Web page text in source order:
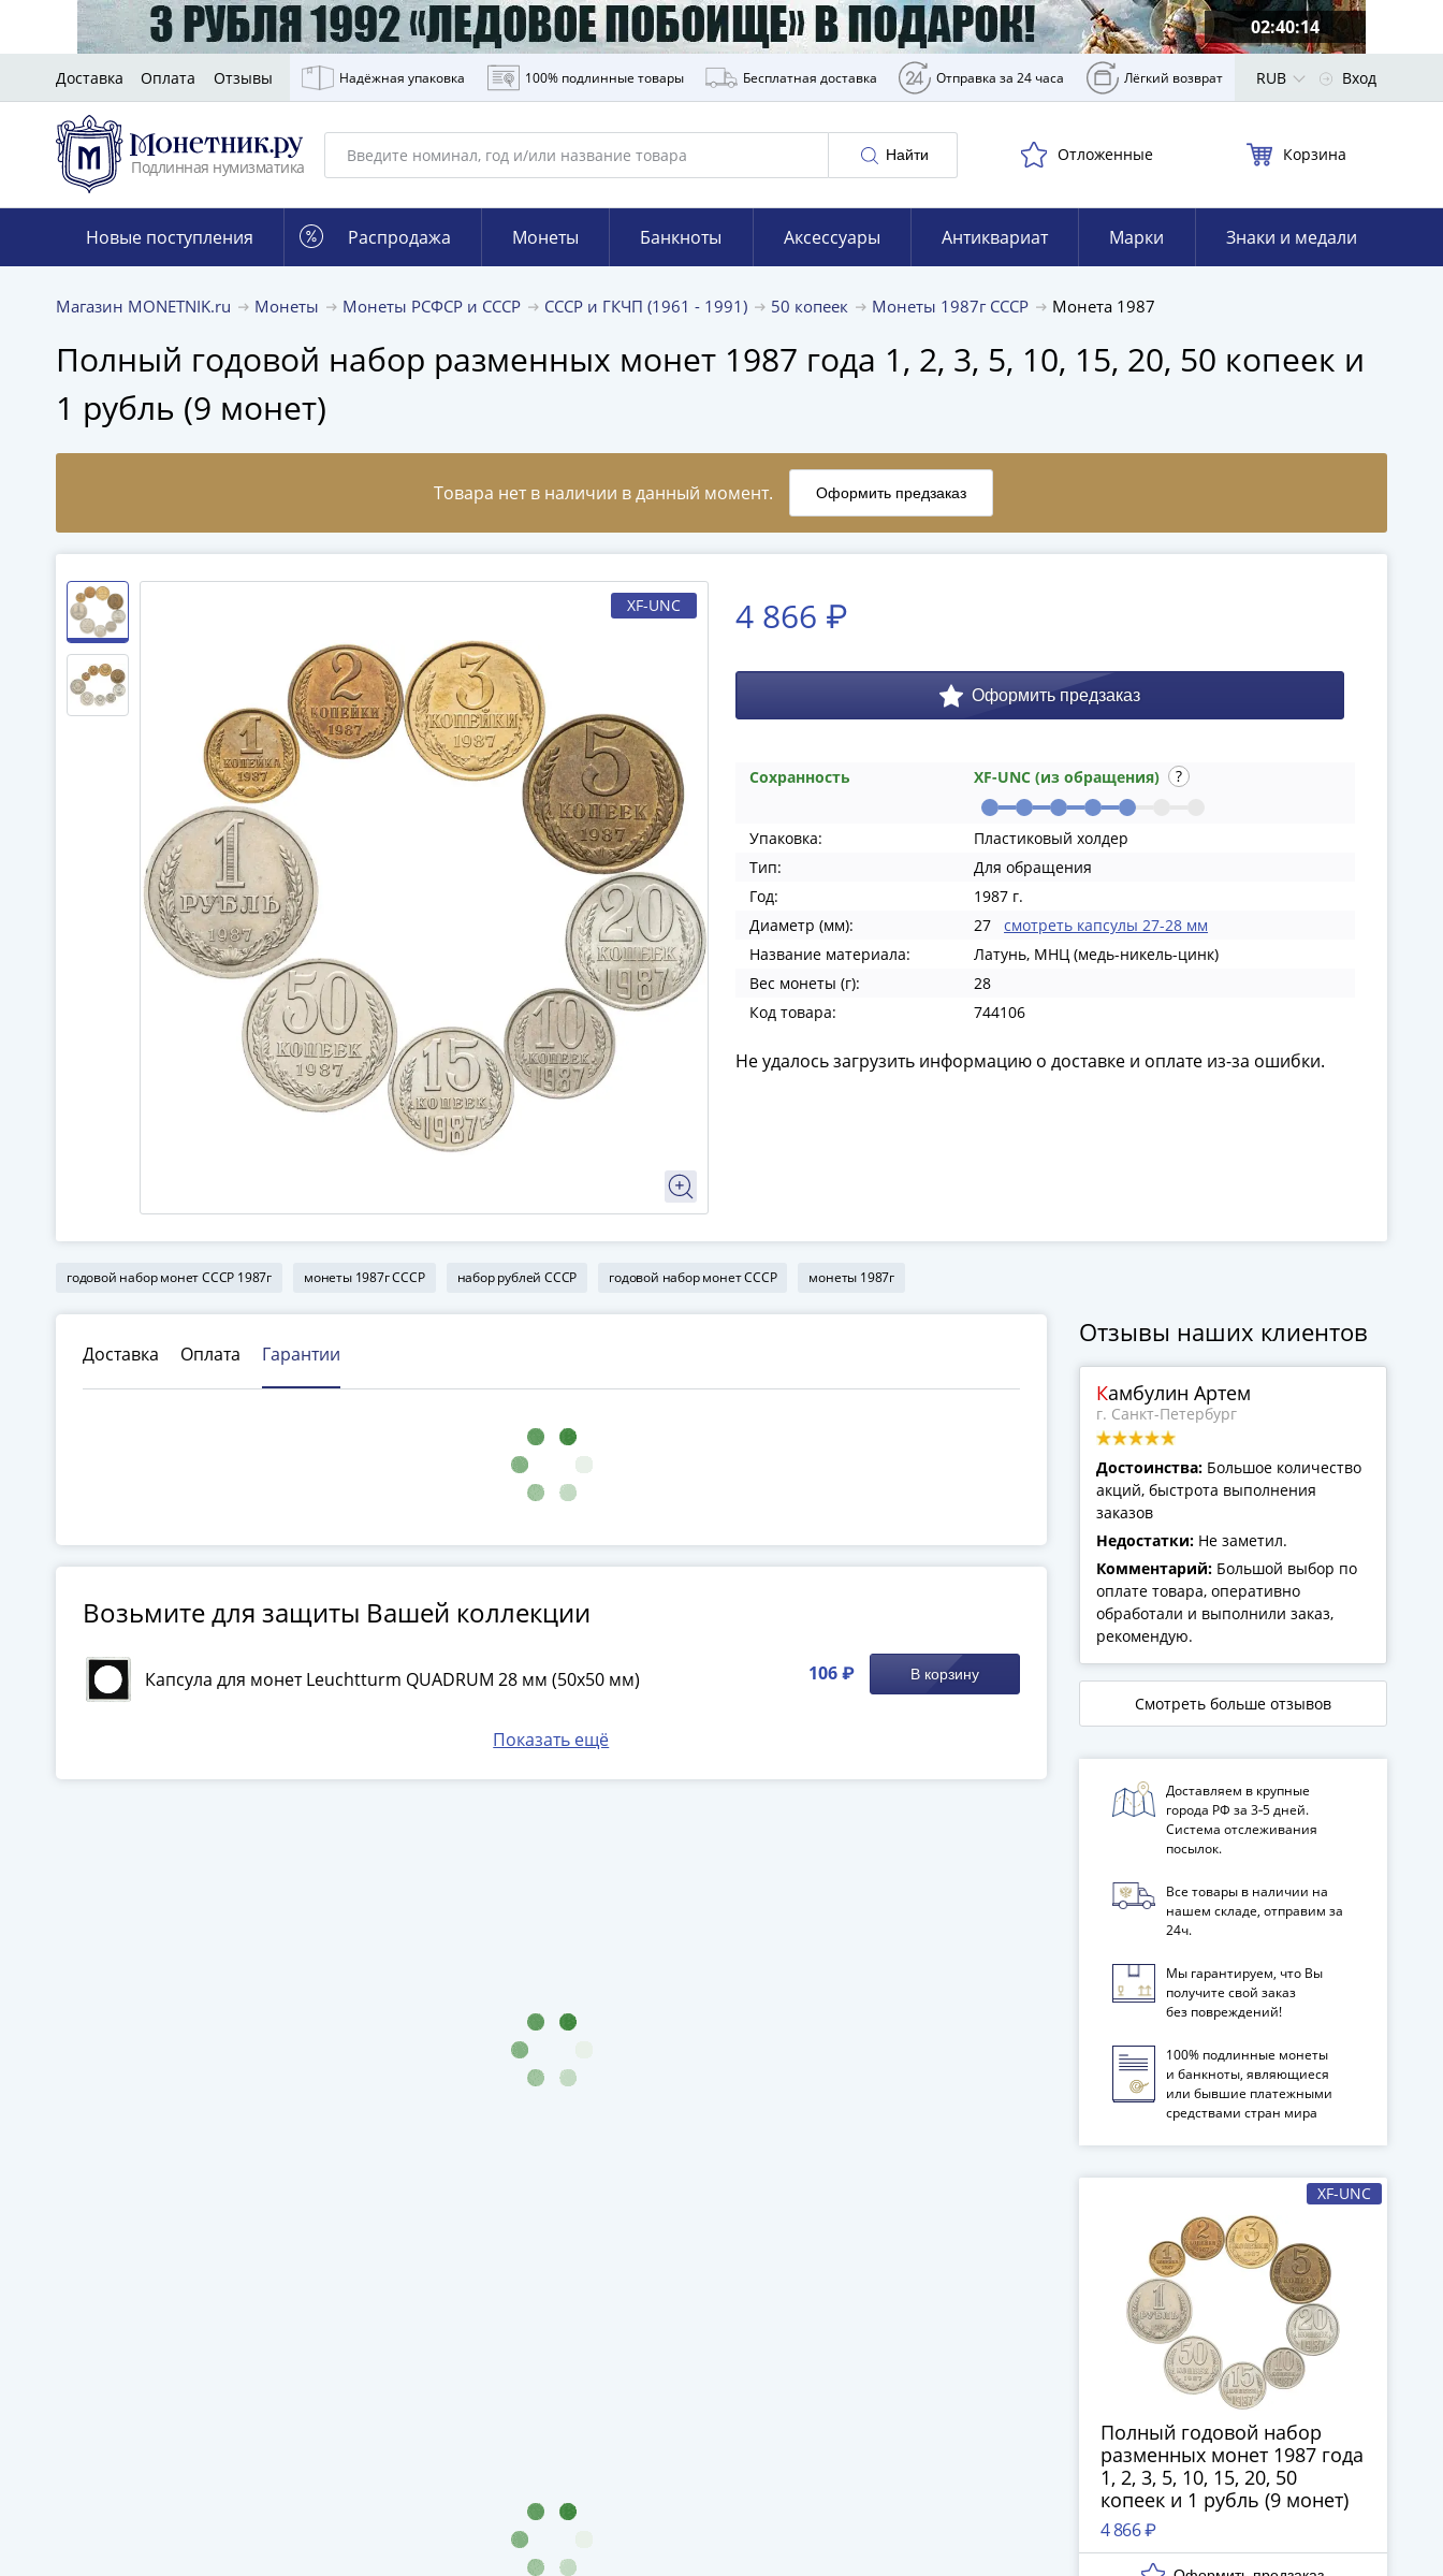
02:40:13
Доставка Оплата Отзывы Надёжная упаковка 100% подлинные товары Бесплатная доставка Отправка за 24 часа Лёгкий возврат RUB Вход
Подлинная нумизматика
Найти Отложенные Корзина
Новые поступления Распродажа Монеты Банкноты Аксессуары Антиквариат Марки Знаки и медали
Магазин MONETNIK.ru Монеты Монеты РСФСР и СССР СССР и ГКЧП (1961 - 1991) 50 копеек Монеты 1987г СССР Монета 1987
Полный годовой набор разменных монет 1987 года 1, 2, 3, 5, 10, 15, 20, 50 копеек и
1 рубль (9 монет)
XF-UNC 4 866 ₽
Сохранность XF-UNC (из обращения)
Упаковка:
Пластиковый холдер
Тип:
Для обращения
Год:
1987 г.
Диаметр (мм):
27
смотреть капсулы 27-28 мм
Название материала:
Латунь, МНЦ (медь-никель-цинк)
Вес монеты (г):
28
Код товара:
744106
Не удалось загрузить информацию о доставке и оплате из-за ошибки.
годовой набор монет СССР 1987г монеты 1987г СССР набор рублей СССР годовой набор монет СССР монеты 1987г
Доставка Оплата Гарантии
Возьмите для защиты Вашей коллекции
Капсула для монет Leuchtturm QUADRUM 28 мм (50х50 мм) 106 ₽ В корзину
Показать ещё
Отзывы наших клиентов
Камбулин Артем
г. Санкт-Петербург
Достоинства: Большое количество
акций, быстрота выполнения
заказов
Недостатки: Не заметил.
Комментарий: Большой выбор по
оплате товара, оперативно
обработали и выполнили заказ,
рекомендую.
Смотреть больше отзывов
Доставляем в крупные
города РФ за 3‑5 дней.
Система отслеживания
посылок.
Все товары в наличии на
нашем складе, отправим за
24ч.
Мы гарантируем, что Вы
получите свой заказ
без повреждений!
100% подлинные монеты
и банкноты, являющиеся
или бывшие платежными
средствами стран мира
XF-UNC
Полный годовой набор
разменных монет 1987 года
1, 2, 3, 5, 10, 15, 20, 50
копеек и 1 рубль (9 монет)
4 866 ₽